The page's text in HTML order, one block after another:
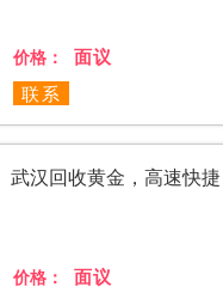
价格：
面议
联系
武汉回收黄金，高速快捷
价格：
面议